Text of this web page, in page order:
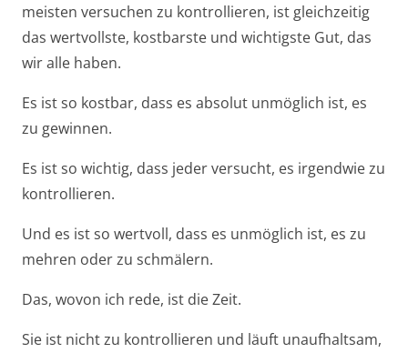
meisten versuchen zu kontrollieren, ist gleichzeitig
das wertvollste, kostbarste und wichtigste Gut, das
wir alle haben.
Es ist so kostbar, dass es absolut unmöglich ist, es
zu gewinnen.
Es ist so wichtig, dass jeder versucht, es irgendwie zu
kontrollieren.
Und es ist so wertvoll, dass es unmöglich ist, es zu
mehren oder zu schmälern.
Das, wovon ich rede, ist die Zeit.
Sie ist nicht zu kontrollieren und läuft unaufhaltsam,